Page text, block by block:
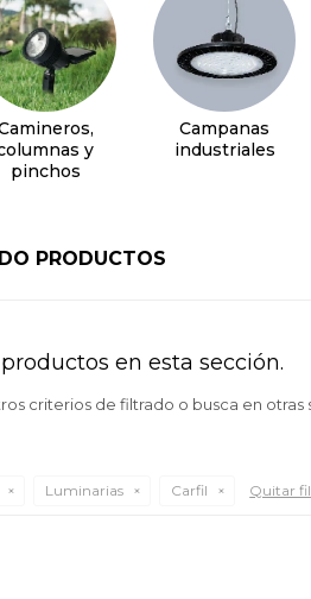
y
pinchos
Campanas
industriales
PRODUCTOS
en esta sección.
criterios de filtrado o busca en otras
Luminarias Carfil Quitar